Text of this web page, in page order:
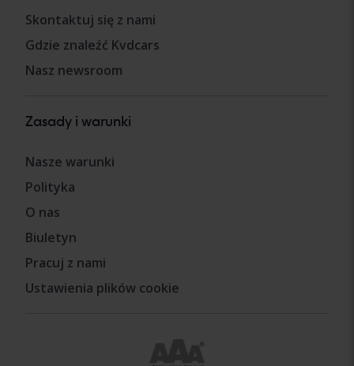
Skontaktuj się z nami
Gdzie znaleźć Kvdcars
Nasz newsroom
Zasady i warunki
Nasze warunki
Polityka
O nas
Biuletyn
Pracuj z nami
Ustawienia plików cookie